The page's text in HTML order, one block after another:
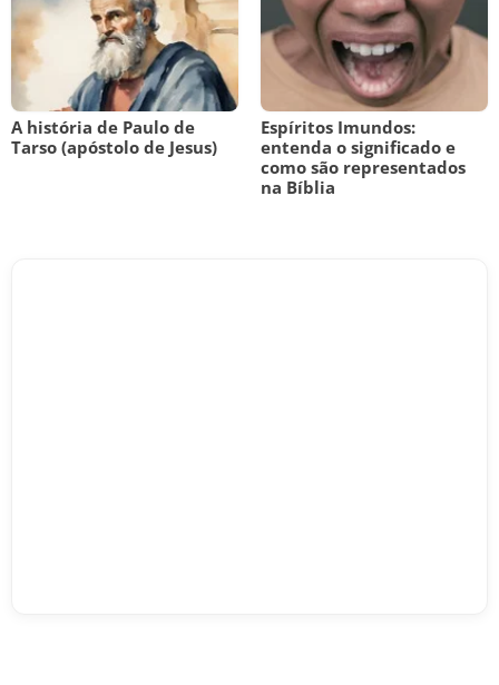
A história de Paulo de
Tarso (apóstolo de Jesus)
Espíritos Imundos:
entenda o significado e
como são representados
na Bíblia